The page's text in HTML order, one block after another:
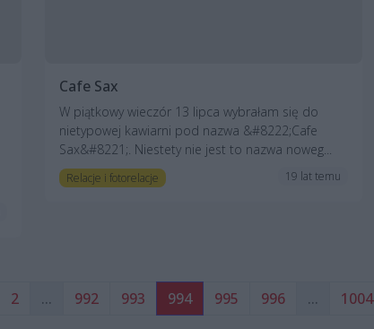
Cafe Sax
W piątkowy wieczór 13 lipca wybrałam się do
nietypowej kawiarni pod nazwa &#8222;Cafe
Sax&#8221;. Niestety nie jest to nazwa noweg...
Relacje i fotorelacje 19 lat temu
2 ... 992 993 994 995 996 ... 1004